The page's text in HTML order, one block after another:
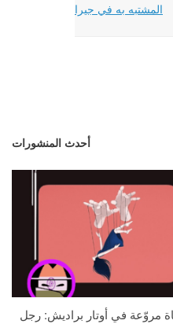
المشتبه به في جيرا
أحدث المنشورات
مروّعة في أوتار براديش: رجل